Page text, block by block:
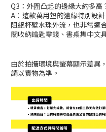
Q3：外圍凸起的邊緣大約多高
A：這款萬用墊的邊緣特別設
阻絕杯壁水珠外流，也非常適
關收納鑰匙零錢、書桌集中文
由於拍攝環境與螢幕顯示差異
請以實物為準。